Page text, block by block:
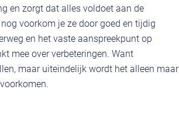
en zorgt dat alles voldoet aan de
voorkom je ze door goed en tijdig
en het vaste aanspreekpunt op
mee over verbeteringen. Want
maar uiteindelijk wordt het alleen maar